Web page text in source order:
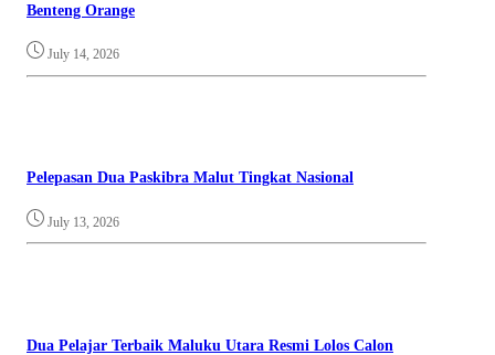
Benteng Orange
July 14, 2026
Pelepasan Dua Paskibra Malut Tingkat Nasional
July 13, 2026
Dua Pelajar Terbaik Maluku Utara Resmi Lolos Calon